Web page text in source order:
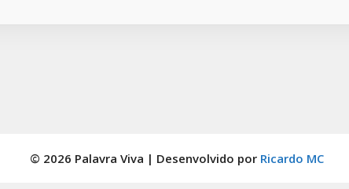
© 2026 Palavra Viva | Desenvolvido por Ricardo MC